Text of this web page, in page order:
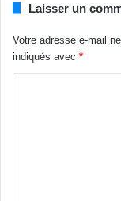
Laisser un
Votre adresse e-mail
indiqués avec *